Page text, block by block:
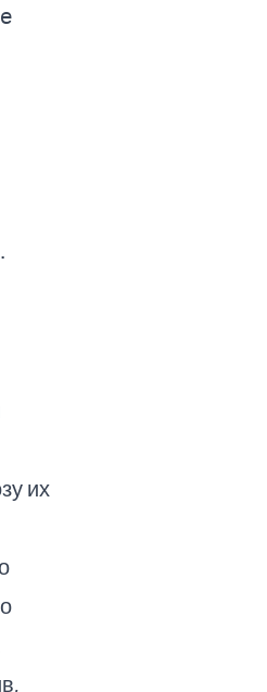
их